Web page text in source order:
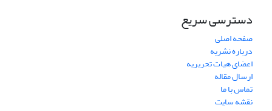
دسترسی سریع
صفحه اصلی
درباره نشریه
اعضای هیات تحریریه
ارسال مقاله
تماس با ما
نقشه سایت